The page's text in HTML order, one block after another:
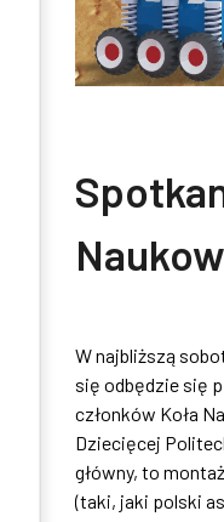
W najbliższą
się odbędzie się
członków Koła
Dziecięcej
główny, to
(taki, jaki polski